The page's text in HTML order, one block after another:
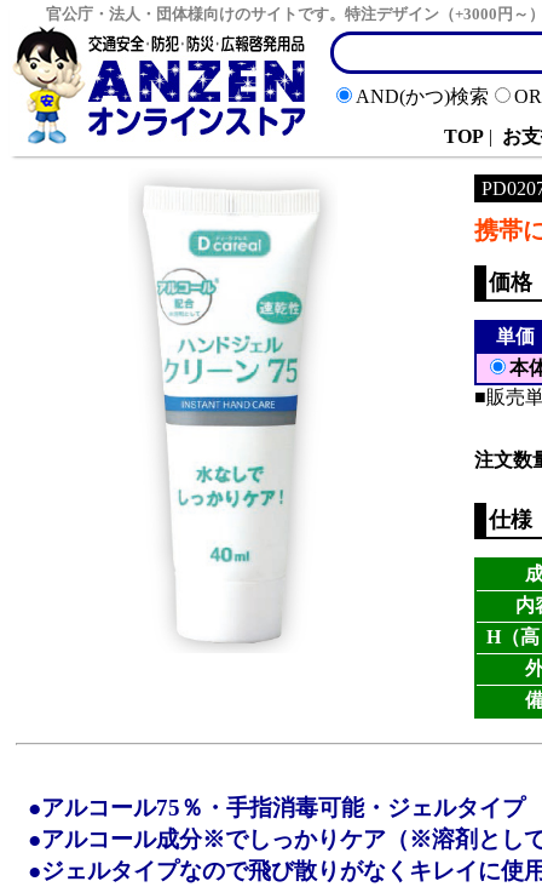
官公庁・法人・団体様向けのサイトです。特注デザイン（+3000円
AND(かつ)検索
TOP | お
携帯
価格
単価
本
■販売
注文数
仕様
内
H（
●アルコール75％・手指消毒可能・ジェルタイプ
●アルコール成分※でしっかりケア（※溶剤とし
●ジェルタイプなので飛び散りがなくキレイに使